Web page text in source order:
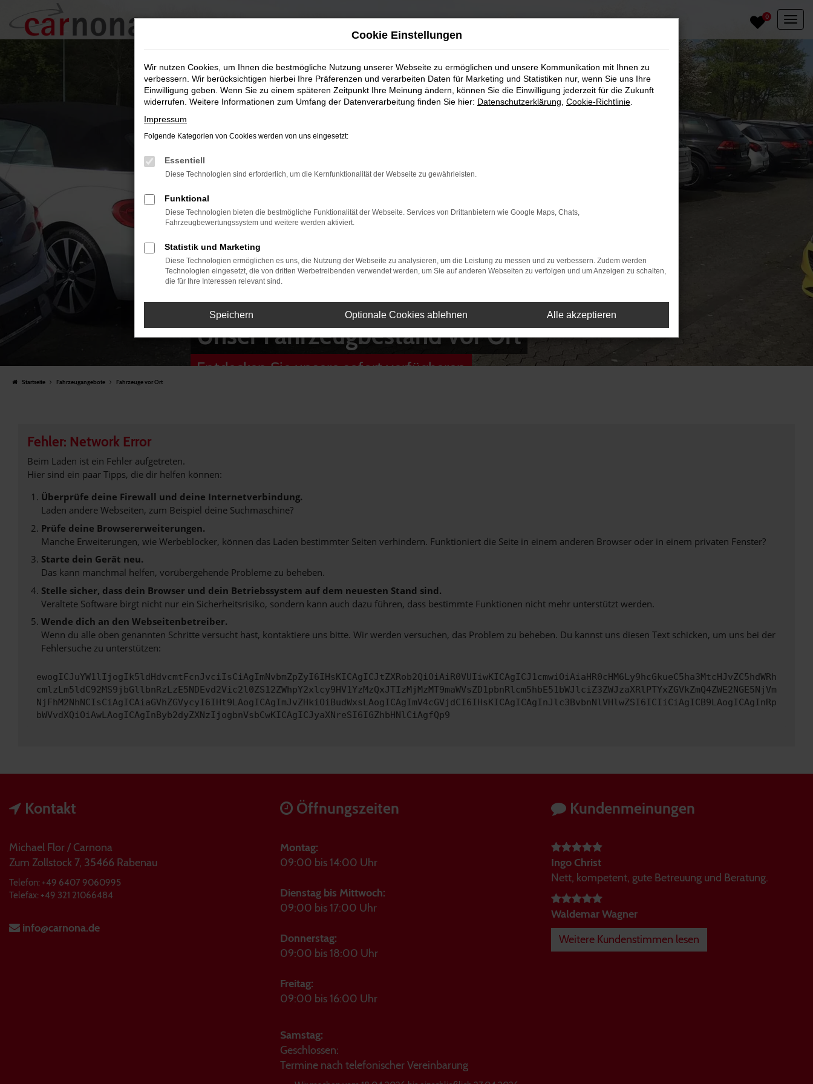
Zum
Hauptinhalt
springen
0
Unser Fahrzeugbestand vor Ort
Entdecken Sie unsere sofort verfügbaren
Startseite Fahrzeugangebote Fahrzeuge vor Ort
Fehler: Network Error
Beim Laden ist ein Fehler aufgetreten.
Hier sind ein paar Tipps, die dir helfen können:
Überprüfe deine Firewall und deine Internetverbindung.
Laden andere Webseiten, zum Beispiel deine Suchmaschine?
Prüfe deine Browsererweiterungen.
Manche Erweiterungen, wie Werbeblocker, können das Laden bestimmter Seiten verhindern. Funktioniert die Seite in einem anderen Browser oder in einem privaten Fenster?
Starte dein Gerät neu.
Das kann manchmal helfen, vorübergehende Probleme zu beheben.
Stelle sicher, dass dein Browser und dein Betriebssystem auf dem neuesten Stand sind.
Veraltete Software birgt nicht nur ein Sicherheitsrisiko, sondern kann auch dazu führen, dass bestimmte Funktionen nicht mehr unterstützt werden.
Wende dich an den Webseitenbetreiber.
Wenn du alle oben genannten Schritte versucht hast, kontaktiere uns bitte. Wir werden versuchen, das Problem zu beheben. Du kannst uns diesen Text schicken, um uns bei der
Fehlersuche zu unterstützen:
ewogICJuYW1lIjogIk5ldHdvcmtFcnJvciIsCiAgImNvbmZpZyI6IHsKICAgICJtZXRob2QiOiAiR0VUIiwKICAgICJ1cmwiOiAiaHR0cHM6Ly9hcGkueC5ha3MtcHJvZC5hdWRh
cmlzLm5ldC92MS9jbGllbnRzLzE5NDEvd2Vic2l0ZS12ZWhpY2xlcy9HV1YzMzQxJTIzMjMzMT9maWVsZD1pbnRlcm5hbE51bWJlciZ3ZWJzaXRlPTYxZGVkZmQ4ZWE2NGE5NjVm
NjFhM2NhNCIsCiAgICAiaGVhZGVycyI6IHt9LAogICAgImJvZHkiOiBudWxsLAogICAgImV4cGVjdCI6IHsKICAgICAgInJlc3BvbnNlVHlwZSI6ICIiCiAgICB9LAogICAgInRp
bWVvdXQiOiAwLAogICAgInByb2dyZXNzIjogbnVsbCwKICAgICJyaXNreSI6IGZhbHNlCiAgfQp9
Kontakt
Michael Flor / Carnona
Zum Zollstock 7, 35466 Rabenau
Telefon: +49 6407 9060995
Telefax: +49 321 21066484
info@carnona.de
Öffnungszeiten
Montag:
09:00 bis 14:00 Uhr
Dienstag bis Mittwoch:
09:00 bis 17:00 Uhr
Donnerstag:
09:00 bis 18:00 Uhr
Freitag:
09:00 bis 16:00 Uhr
Samstag:
Geschlossen:
Termine nach telefonischer Vereinbarung
Kundenmeinungen
Ingo Christ
Nett, kompetent, gute Betreuung und Beratung.
Waldemar Wagner
Weitere Kundenstimmen lesen
Cookie Einstellungen
Wir nutzen Cookies, um Ihnen die bestmögliche Nutzung unserer Webseite zu ermöglichen und unsere Kommunikation mit Ihnen zu
verbessern. Wir berücksichtigen hierbei Ihre Präferenzen und verarbeiten Daten für Marketing und Statistiken nur, wenn Sie uns Ihre
Einwilligung geben. Wenn Sie zu einem späteren Zeitpunkt Ihre Meinung ändern, können Sie die Einwilligung jederzeit für die Zukunft
widerrufen. Weitere Informationen zum Umfang der Datenverarbeitung finden Sie hier: Datenschutzerklärung Cookie-Richtlinie
Impressum
Folgende Kategorien von Cookies werden von uns eingesetzt:
Essentiell
Diese Technologien sind erforderlich, um die Kernfunktionalität der Webseite zu gewährleisten.
Funktional
Diese Technologien bieten die bestmögliche Funktionalität der Webseite. Services von Drittanbietern wie Google Maps, Chats,
Fahrzeugbewertungssystem und weitere werden aktiviert.
Statistik und Marketing
Diese Technologien ermöglichen es uns, die Nutzung der Webseite zu analysieren, um die Leistung zu messen und zu verbessern. Zudem werden
Technologien eingesetzt, die von dritten Werbetreibenden verwendet werden, um Sie auf anderen Webseiten zu verfolgen und um Anzeigen zu schalten,
die für Ihre Interessen relevant sind.
Speichern Optionale Cookies ablehnen Alle akzeptieren